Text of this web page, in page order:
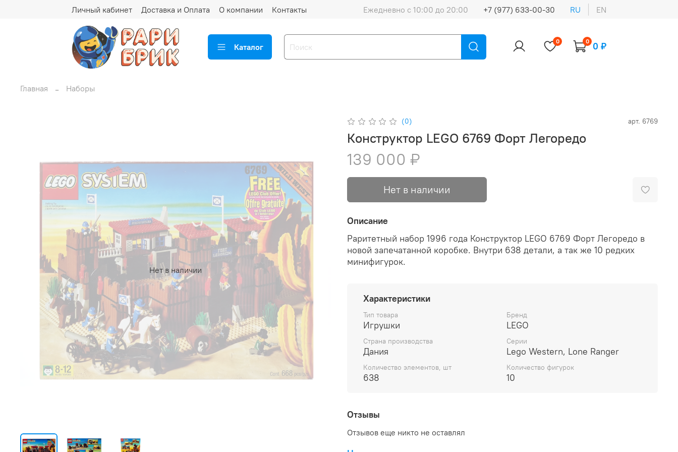
Личный кабинет Доставка и Оплата О компании Контакты Ежедневно с 10:00 до 20:00 +7 (977) 633-00-30 RU EN
Каталог
0 0 0 ₽
Главная Наборы
Нет в наличии
(0) арт. 6769
Конструктор LEGO 6769 Форт Легоредо
139 000 ₽
Нет в наличии
Описание
Раритетный набор 1996 года Конструктор LEGO 6769 Форт Легоредо в
новой запечатанной коробке. Внутри 638 детали, а так же 10 редких
минифигурок.
Характеристики
Тип товара
Игрушки
Бренд
LEGO
Страна производства
Дания
Серии
Lego Western, Lone Ranger
Количество элементов, шт
638
Количество фигурок
10
Отзывы
Отзывов еще никто не оставлял